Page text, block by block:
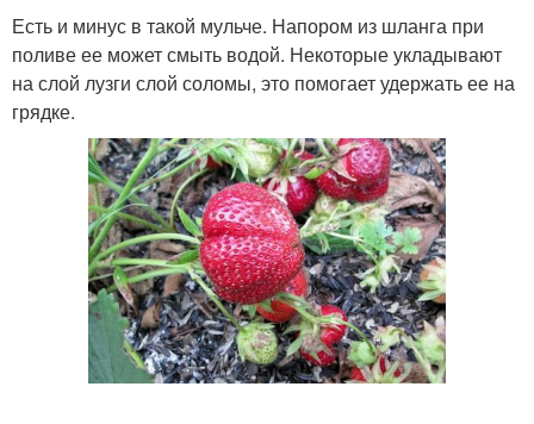
Есть и минус в такой мульче. Напором из шланга при
поливе ее может смыть водой. Некоторые укладывают
на слой лузги слой соломы, это помогает удержать ее на
грядке.